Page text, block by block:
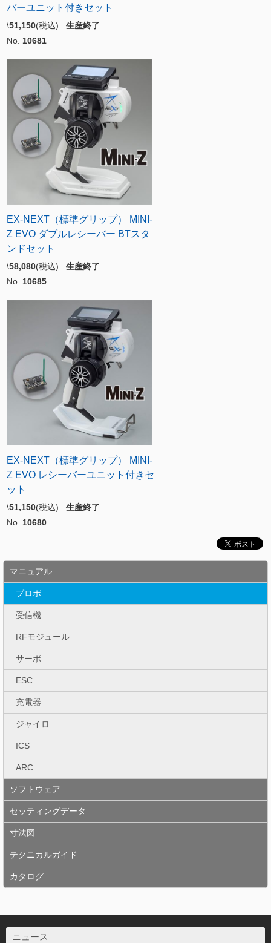
バーユニット付きセット
\51,150(税込) 生産終了
No. 10681
EX-NEXT（標準グリップ） MINI-
Z EVO ダブルレシーバー BTスタ
ンドセット
\58,080(税込) 生産終了
No. 10685
EX-NEXT（標準グリップ） MINI-
Z EVO レシーバーユニット付きセ
ット
\51,150(税込) 生産終了
No. 10680
マニュアル
プロポ
受信機
RFモジュール
サーボ
ESC
充電器
ジャイロ
ICS
ARC
ソフトウェア
セッティングデータ
寸法図
テクニカルガイド
カタログ
ニュース